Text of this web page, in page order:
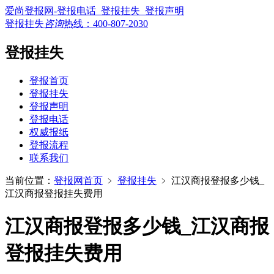
爱尚登报网-登报电话_登报挂失_登报声明
登报挂失咨询热线： 400-807-2030
登报挂失
登报首页
登报挂失
登报声明
登报电话
权威报纸
登报流程
联系我们
当前位置： 登报网首页 ﹥ 登报挂失 ﹥ 江汉商报登报多少钱_
江汉商报登报挂失费用
江汉商报登报多少钱_江汉商报
登报挂失费用